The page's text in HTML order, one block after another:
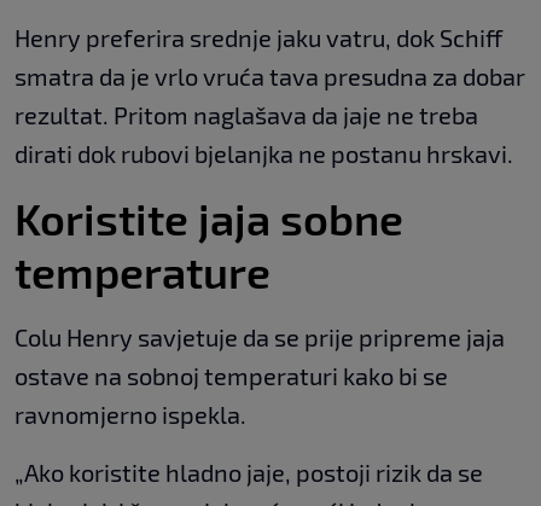
Henry preferira srednje jaku vatru, dok Schiff
smatra da je vrlo vruća tava presudna za dobar
rezultat. Pritom naglašava da jaje ne treba
dirati dok rubovi bjelanjka ne postanu hrskavi.
Koristite jaja sobne
temperature
Colu Henry savjetuje da se prije pripreme jaja
ostave na sobnoj temperaturi kako bi se
ravnomjerno ispekla.
„Ako koristite hladno jaje, postoji rizik da se